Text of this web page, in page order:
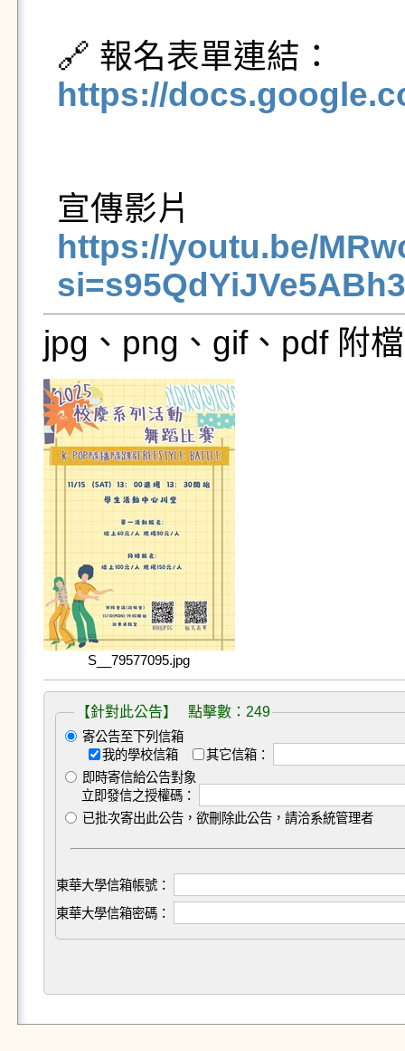
https://
https://youtu.be/
jpg、png、gif、pdf 附
S__79577095.jpg
【針對此公告】 點擊數：249
寄公告至下列信箱
我的學校信箱
其它信箱：
即時寄信給公告對象
立即發信之授權碼：
已批次寄出此公告，欲刪除此公告，請洽系統管理者
東華大學信箱帳號：
東華大學信箱密碼：